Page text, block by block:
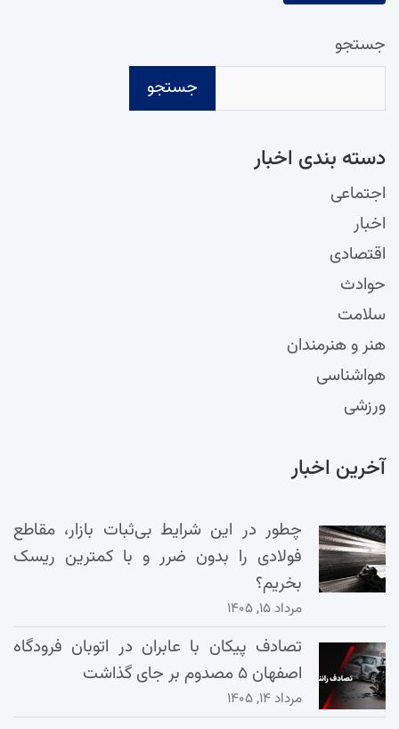
جستجو
جستجو
دسته‌ بندی اخبار
اجتماعی
اخبار
اقتصادی
حوادث
سلامت
هنر و هنرمندان
هواشناسی
ورزشی
آخرین اخبار
چطور در این شرایط بی‌ثبات بازار، مقاطع
فولادی را بدون ضرر و با کمترین ریسک
بخریم؟
مرداد ۱۵, ۱۴۰۵
تصادف پیکان با عابران در اتوبان فرودگاه
اصفهان ۵ مصدوم بر جای گذاشت
مرداد ۱۴, ۱۴۰۵